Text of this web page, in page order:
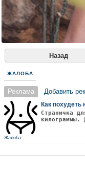
Назад
ЖАЛОБА
Реклама Добавить
Как похудеть
Страничка
килограммы.
Жалоба